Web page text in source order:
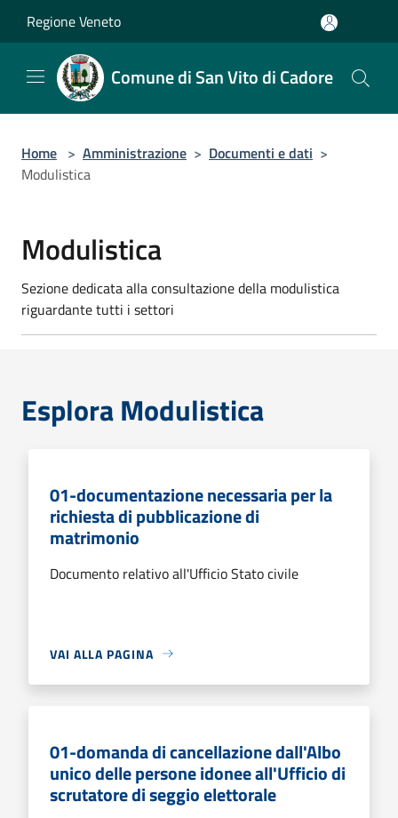
Regione Veneto
Comune di San Vito di Cadore
Home > Amministrazione > Documenti e dati >
Modulistica
Modulistica
Sezione dedicata alla consultazione della modulistica
riguardante tutti i settori
Esplora Modulistica
01-documentazione necessaria per la
richiesta di pubblicazione di
matrimonio
Documento relativo all'Ufficio Stato civile
VAI ALLA PAGINA
01-domanda di cancellazione dall'Albo
unico delle persone idonee all'Ufficio di
scrutatore di seggio elettorale